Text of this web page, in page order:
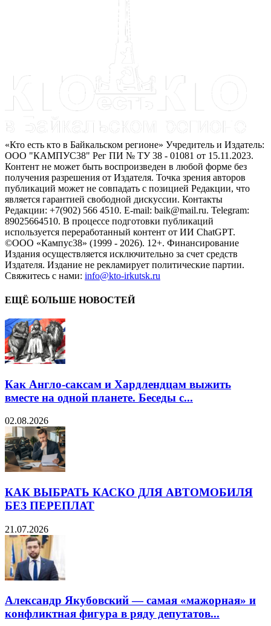
«Кто есть кто в Байкальском регионе» Учредитель и Издатель:
ООО "КАМПУС38" Рег ПИ № ТУ 38 - 01081 от 15.11.2023.
Контент не может быть воспроизведен в любой форме без
получения разрешения от Издателя. Точка зрения авторов
публикаций может не совпадать с позицией Редакции, что
является гарантией свободной дискуссии. Контакты
Редакции: +7(902) 566 4510. E-mail: baik@mail.ru. Telegram:
89025664510. В процессе подготовки публикаций
используется переработанный контент от ИИ ChatGPT.
©ООО «Кампус38» (1999 - 2026). 12+. Финансирование
Издания осуществляется исключительно за счет средств
Издателя. Издание не рекламирует политические партии.
Свяжитесь с нами: info@kto-irkutsk.ru
ЕЩЁ БОЛЬШЕ НОВОСТЕЙ
Как Англо-саксам и Хардлендцам выжить
вместе на одной планете. Беседы с...
02.08.2026
КАК ВЫБРАТЬ КАСКО ДЛЯ АВТОМОБИЛЯ
БЕЗ ПЕРЕПЛАТ
21.07.2026
Александр Якубовский — самая «мажорная» и
конфликтная фигура в ряду депутатов...